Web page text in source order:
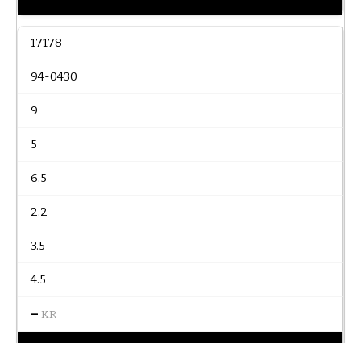
17178
94-0430
9
5
6.5
2.2
3.5
4.5
– KR